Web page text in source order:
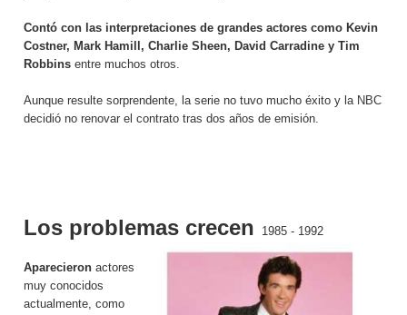
Contó con las interpretaciones de grandes actores como Kevin
Costner, Mark Hamill, Charlie Sheen, David Carradine y Tim
Robbins entre muchos otros.
Aunque resulte sorprendente, la serie no tuvo mucho éxito y la NBC
decidió no renovar el contrato tras dos años de emisión.
Los problemas crecen 1985 - 1992
Aparecieron actores
muy conocidos
actualmente, como